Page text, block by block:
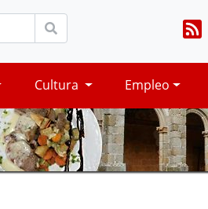
Cultura Empleo